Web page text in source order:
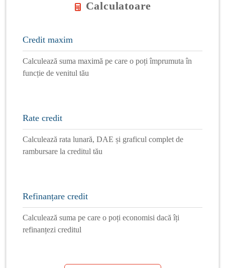
Calculatoare
Credit maxim
Calculează suma maximă pe care o poți împrumuta în
funcție de venitul tău
Rate credit
Calculează rata lunară, DAE și graficul complet de
rambursare la creditul tău
Refinanțare credit
Calculează suma pe care o poți economisi dacă îți
refinanțezi creditul